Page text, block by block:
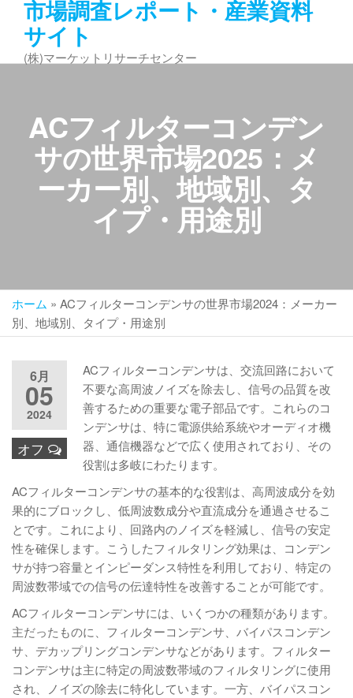
ン
市場調査レポート・産業資料
サイト
(株)マーケットリサーチセンター
ACフィルターコンデン
サの世界市場2025：メ
ーカー別、地域別、タ
イプ・用途別
ホーム » ACフィルターコンデンサの世界市場2024：メーカー
別、地域別、タイプ・用途別
6月
05
2024
オフ
ACフィルターコンデンサは、交流回路において
不要な高周波ノイズを除去し、信号の品質を改
善するための重要な電子部品です。これらのコ
ンデンサは、特に電源供給系統やオーディオ機
器、通信機器などで広く使用されており、その
役割は多岐にわたります。
ACフィルターコンデンサの基本的な役割は、高周波成分を効
果的にブロックし、低周波数成分や直流成分を通過させるこ
とです。これにより、回路内のノイズを軽減し、信号の安定
性を確保します。こうしたフィルタリング効果は、コンデン
サが持つ容量とインピーダンス特性を利用しており、特定の
周波数帯域での信号の伝達特性を改善することが可能です。
ACフィルターコンデンサには、いくつかの種類があります。
主だったものに、フィルターコンデンサ、バイパスコンデン
サ、デカップリングコンデンサなどがあります。フィルター
コンデンサは主に特定の周波数帯域のフィルタリングに使用
され、ノイズの除去に特化しています。一方、バイパスコン